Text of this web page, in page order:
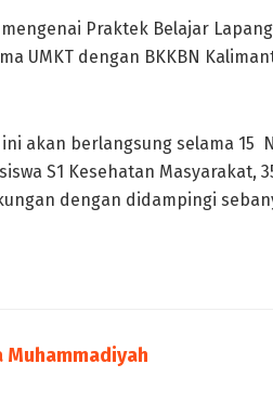
Praktek Belajar
UMKT dengan BKKBN
ini akan berlangsung selama 15
S1 Kesehatan Masyarakat,
dengan didampingi
Muhammadiyah